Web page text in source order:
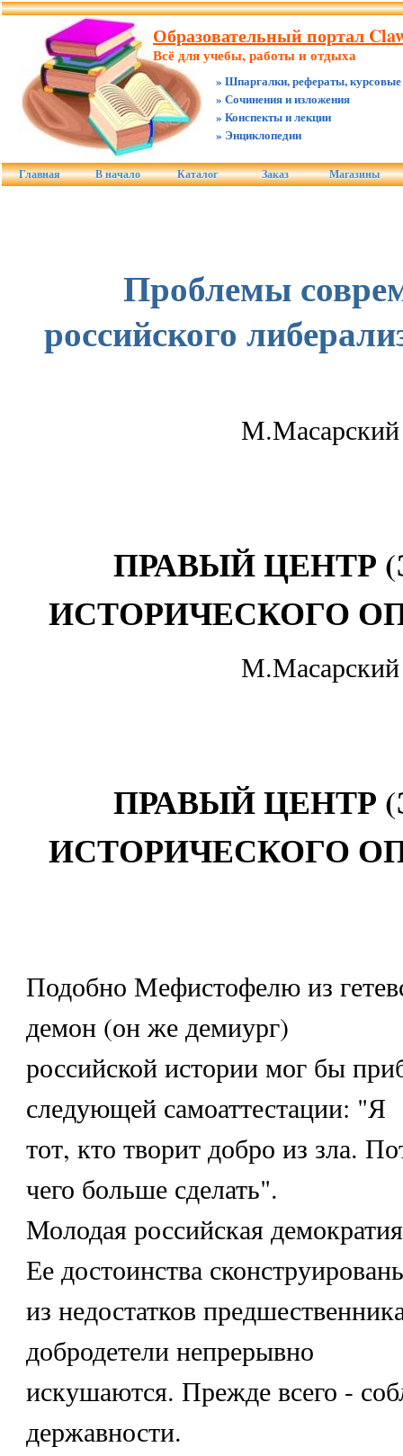
Образовательный портал
Всё для учебы, работы и отдыха
» Шпаргалки, рефераты, курсовые
» Сочинения и изложения
» Конспекты и лекции
» Энциклопедии
Главная В начало Каталог Заказ Магазины
Проблемы
российского
М.Масарский
ПРАВЫЙ ЦЕНТР
ИСТОРИЧЕСКОГО
М.Масарский
ПРАВЫЙ ЦЕНТР
ИСТОРИЧЕСКОГО
Подобно Мефистофелю из
демон (он же демиург)
российской истории мог бы
следующей самоаттестации: "Я
тот, кто творит добро из зла.
чего больше сделать".
Молодая российская
Ее достоинства
из недостатков
добродетели непрерывно
искушаются. Прежде всего -
державности.